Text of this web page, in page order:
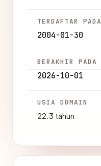
TERDAFTAR PADA
2004-01-30
BERAKHIR PADA
2026-10-01
USIA DOMAIN
22.3 tahun